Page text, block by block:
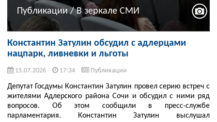
Публикации / В зеркале СМИ
Константин Затулин обсудил с адлерцами
нацпарк, ливневки и льготы
15.07.2026 17:34 Публикации
Депутат Госдумы Константин Затулин провел серию встреч с
жителями Адлерского района Сочи и обсудил с ними ряд
вопросов. Об этом сообщили в пресс-службе
парламентария. Константин Затулин выслушал